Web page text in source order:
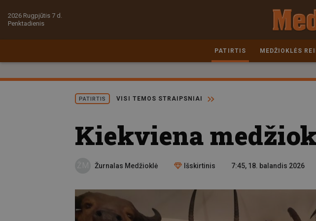
2026 Rugpjūtis 7 d.
Penktadienis
PATIRTIS MEDŽIOKLĖS
PATIRTIS VISI TEMOS STRAIPSNIAI
Kiekviena
Žurnalas Medžioklė Išskirtinis 7:45, 18. balandis 2026